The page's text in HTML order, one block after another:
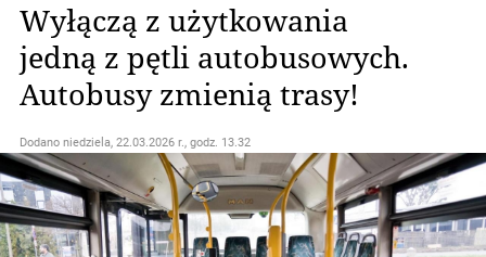
Wyłączą z użytkowania
jedną z pętli autobusowych.
Autobusy zmienią trasy!
Dodano niedziela, 22.03.2026 r., godz. 13.32